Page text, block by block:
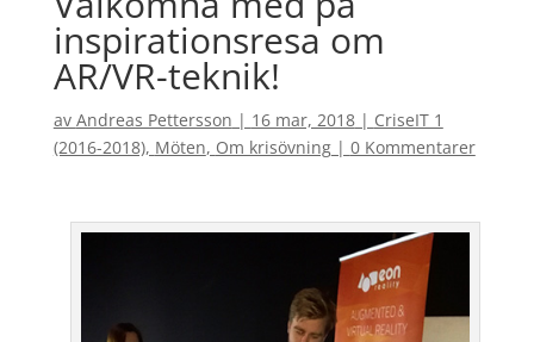
inspirationsresa om
AR/VR-teknik!
av Andreas Pettersson | 16 mar, 2018| CriseIT 1
(2016-2018), Möten, Om krisövning| 0 Kommentarer